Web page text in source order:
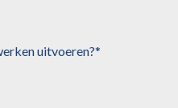
uitvoeren?*